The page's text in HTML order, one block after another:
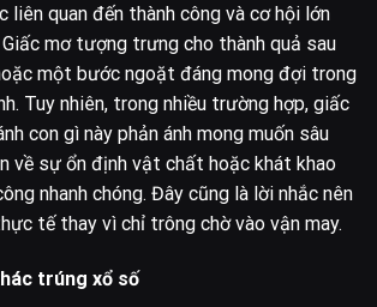
liên quan đến thành công và cơ hội lớn
mơ tượng trưng cho thành quả sau
một bước ngoặt đáng mong đợi trong
Tuy nhiên, trong nhiều trường hợp, giấc
con gì này phản ánh mong muốn sâu
về sự ổn định vật chất hoặc khát khao
nhanh chóng. Đây cũng là lời nhắc nên
tế thay vì chỉ trông chờ vào vận may.
trúng xổ số